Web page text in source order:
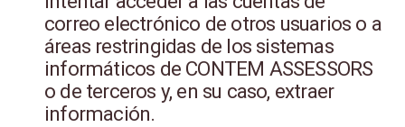
correo electrónico de otros usuarios o a
áreas restringidas de los sistemas
informáticos de CONTEM ASSESSORS
o de terceros y, en su caso, extraer
información.